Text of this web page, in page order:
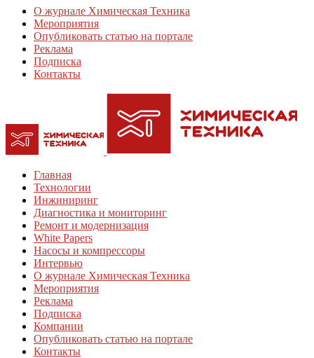
О журнале Химическая Техника
Мероприятия
Опубликовать статью на портале
Реклама
Подписка
Контакты
Главная
Технологии
Инжиниринг
Диагностика и мониторинг
Ремонт и модернизация
White Papers
Насосы и компрессоры
Интервью
О журнале Химическая Техника
Мероприятия
Реклама
Подписка
Компании
Опубликовать статью на портале
Контакты